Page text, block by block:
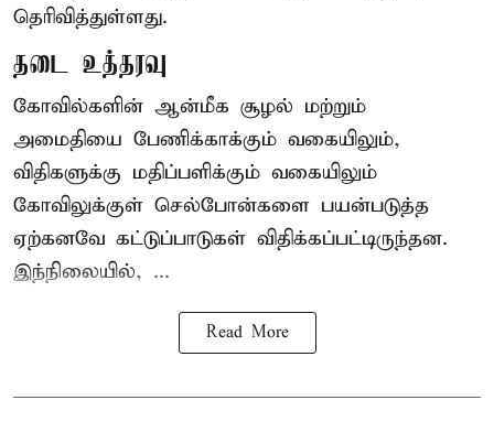
தெரிவித்துள்ளது.
தடை உத்தரவு
கோவில்களின் ஆன்மீக சூழல் மற்றும்
அமைதியை பேணிக்காக்கும் வகையிலும்,
விதிகளுக்கு மதிப்பளிக்கும் வகையிலும்
கோவிலுக்குள் செல்போன்களை பயன்படுத்த
ஏற்கனவே கட்டுப்பாடுகள் விதிக்கப்பட்டிருந்தன.
இந்நிலையில், ...
Read More